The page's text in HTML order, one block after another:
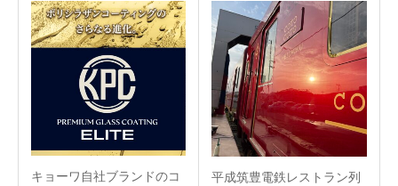
キョーワ自社ブランドのコ
平成筑豊電鉄レストラン列